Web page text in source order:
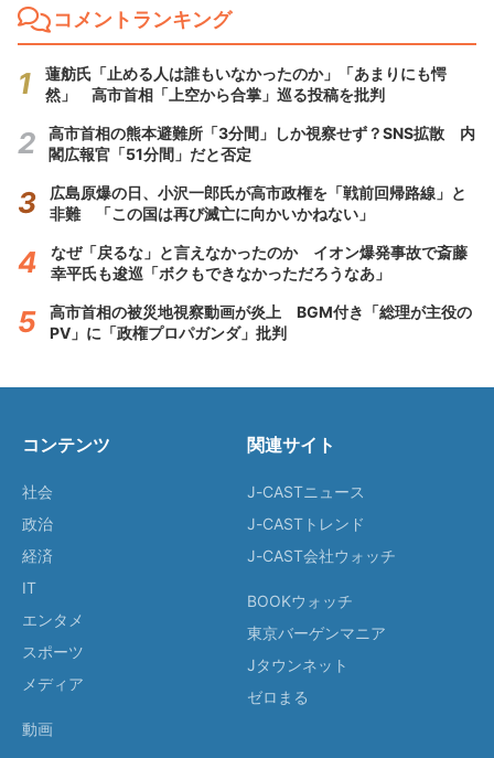
コメントランキング
蓮舫氏「止める人は誰もいなかったのか」「あまりにも愕
然」 高市首相「上空から合掌」巡る投稿を批判
高市首相の熊本避難所「3分間」しか視察せず？SNS拡散 内
閣広報官「51分間」だと否定
広島原爆の日、小沢一郎氏が高市政権を「戦前回帰路線」と
非難 「この国は再び滅亡に向かいかねない」
なぜ「戻るな」と言えなかったのか イオン爆発事故で斎藤
幸平氏も逡巡「ボクもできなかっただろうなあ」
高市首相の被災地視察動画が炎上 BGM付き「総理が主役の
PV」に「政権プロパガンダ」批判
コンテンツ
社会
政治
経済
IT
エンタメ
スポーツ
メディア
動画
関連サイト
J-CASTニュース
J-CASTトレンド
J-CAST会社ウォッチ
BOOKウォッチ
東京バーゲンマニア
Jタウンネット
ゼロまる